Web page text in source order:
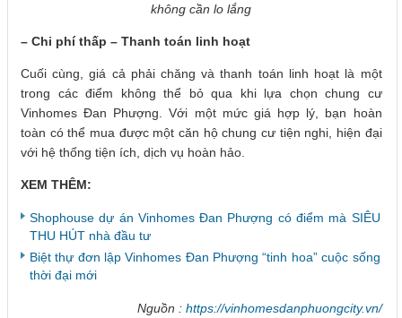
không cần lo lắng
– Chi phí thấp – Thanh toán linh hoạt
Cuối cùng, giá cả phải chăng và thanh toán linh hoạt là một
trong các điểm không thể bỏ qua khi lựa chọn chung cư
Vinhomes Đan Phượng. Với một mức giá hợp lý, bạn hoàn
toàn có thể mua được một căn hộ chung cư tiện nghi, hiện đại
với hệ thống tiện ích, dịch vụ hoàn hảo.
XEM THÊM:
Shophouse dự án Vinhomes Đan Phượng có điểm mà SIÊU
THU HÚT nhà đầu tư
Biệt thự đơn lập Vinhomes Đan Phượng “tinh hoa” cuộc sống
thời đại mới
Nguồn : https://vinhomesdanphuongcity.vn/